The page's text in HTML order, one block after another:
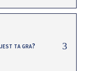
ta gra?